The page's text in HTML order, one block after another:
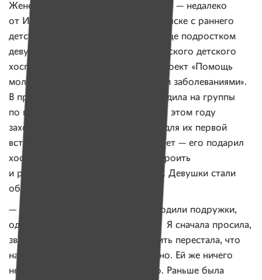
Жене — 23. Она живет в Дзержинске — недалеко
от Иры. Женя передвигается на коляске с раннего
детства и не помнит себя другой. Еще подростком
девушка стала подопечной Белорусского детского
хосписа, а чуть позже перешла в проект «Помощь
молодым взрослым с неизлечимыми заболеваниями».
В прошлом году каждый четверг ездила на группы
по психологической поддержке, а в этом году
захотела помогать сама. Поводом для их первой
встречи с Ирой стал как раз планшет — его подарил
хоспис Ире, а Женя помогала настроить
и разобраться, как с ним работать. Девушки стали
общаться.
— Сразу после аварии к Ире приходили подружки,
одноклассники. Потом перестали. Я сначала просила,
звала постоянно. А потом и просить перестала, что
навязываться. Грустно было, скучно. Ей же ничего
не нужно, просто общение нужно. Раньше была